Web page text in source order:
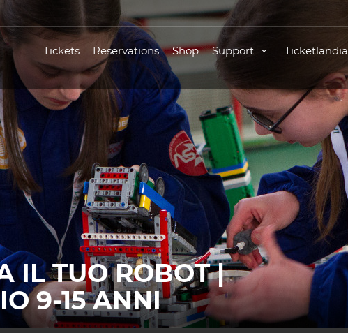
Tickets Reservations Shop Support Ticketlandia
IL TUO ROBOT |
9-15 ANNI